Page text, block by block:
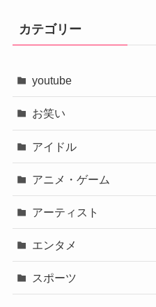
カテゴリー
youtube
お笑い
アイドル
アニメ・ゲーム
アーティスト
エンタメ
スポーツ